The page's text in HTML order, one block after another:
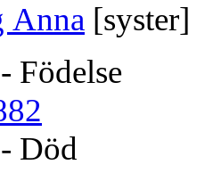
Anna [syster]
Födelse
Död